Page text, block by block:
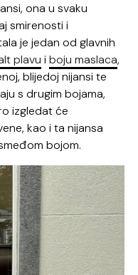
ona u svaku
smirenosti i
je jedan od glavnih
plavu iboju maslaca,
blijedoj nijansi te
s drugim bojama,
izgledat će
kao i ta nijansa
bojom.